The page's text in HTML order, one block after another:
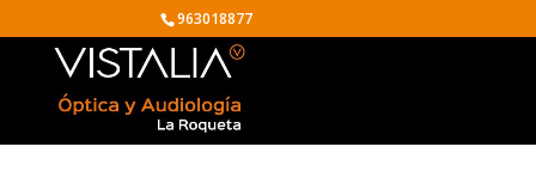
963018877